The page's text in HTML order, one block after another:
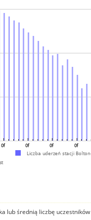
lub średnią liczbę uczestników